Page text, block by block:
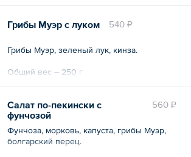
540 ₽
Грибы Муэр с луком
Грибы Муэр, зеленый лук, кинза.
Общий вес – 250 г
560 ₽
Салат по-пекински с
фунчозой
Фунчоза, морковь, капуста, грибы Муэр,
болгарский перец.